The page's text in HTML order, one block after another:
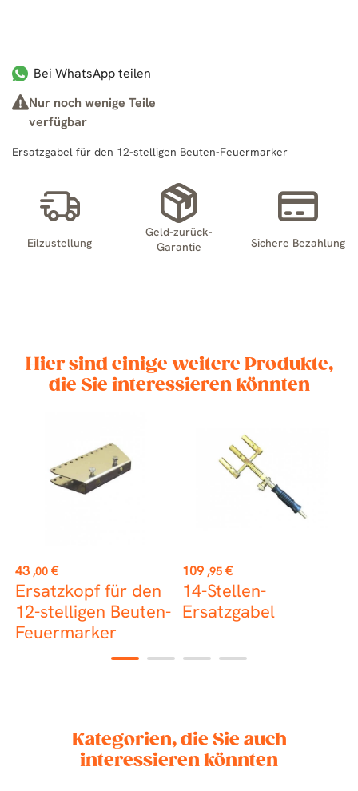
Bei WhatsApp teilen
Nur noch wenige Teile
verfügbar
Ersatzgabel für den 12-stelligen Beuten-Feuermarker
Eilzustellung
Geld-zurück-
Garantie
Sichere Bezahlung
Hier sind einige weitere Produkte,
die Sie interessieren könnten
Preis
43 ,00 €
Ersatzkopf für den
12-stelligen Beuten-
Feuermarker
Preis
109 ,95 €
14-Stellen-
Ersatzgabel
1 2 3 4
Kategorien, die Sie auch
interessieren könnten